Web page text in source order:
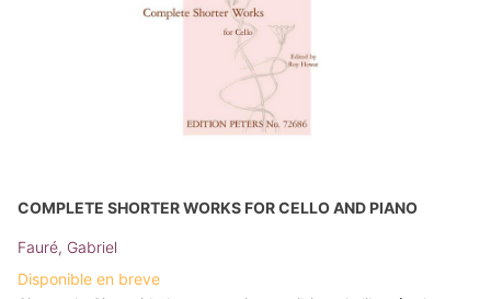
COMPLETE SHORTER WORKS FOR CELLO AND PIANO
Fauré, Gabriel
Disponible en breve